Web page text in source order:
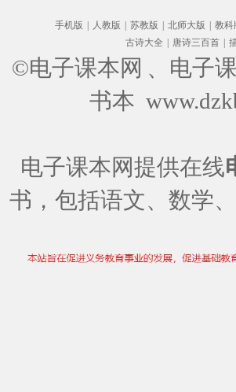
手机版 人教版 苏教版 北师大版 教科
古诗大全
唐诗三百首
©电子课本网 、电子
书本
电子课本网提供在线
书，包括语文、数学